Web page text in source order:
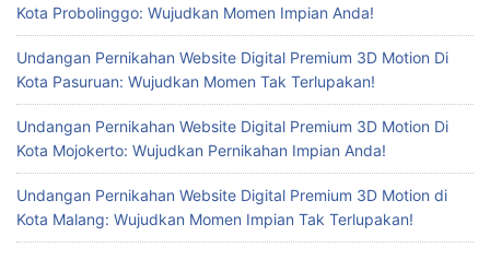
Kota Probolinggo: Wujudkan Momen Impian Anda!
Undangan Pernikahan Website Digital Premium 3D Motion Di
Kota Pasuruan: Wujudkan Momen Tak Terlupakan!
Undangan Pernikahan Website Digital Premium 3D Motion Di
Kota Mojokerto: Wujudkan Pernikahan Impian Anda!
Undangan Pernikahan Website Digital Premium 3D Motion di
Kota Malang: Wujudkan Momen Impian Tak Terlupakan!